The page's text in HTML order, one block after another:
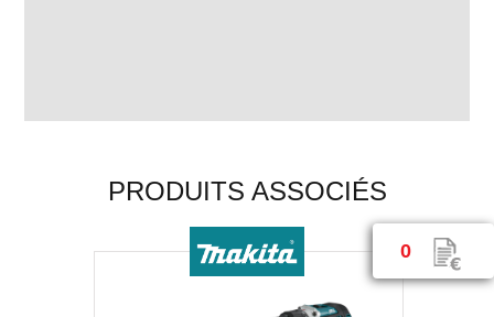
0
PRODUITS ASSOCIÉS